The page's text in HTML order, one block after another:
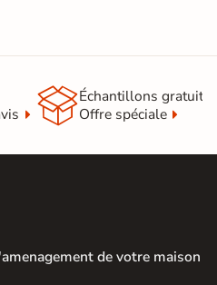
Échantillons gratuit
Offre spéciale
de votre maison